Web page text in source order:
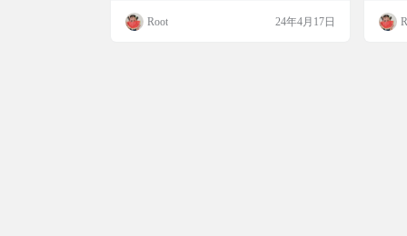
in（直连），阿里网盘 最低版本支持安卓1
1。 软件截图 软件下载 https://github.com/Atte
Root 24年4月17日
验。
mby